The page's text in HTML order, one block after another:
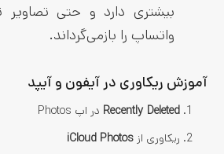
بیشتری دارد و حتی تصاویر
واتساپ را بازمی‌گرداند.
آموزش ریکاوری در آیفون و آیپد
Recently Deleted در اپ Photos
ریکاوری از iCloud Photos